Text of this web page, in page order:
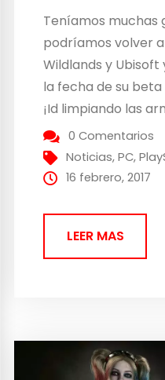
Teníamos muchas
podríamos volver
Wildlands y
la fecha de su
¡Id limpiando las
poco! Ghost Recon
próximo 3 de
los juegos...
0 Comentarios
Noticias,PC,
16 febrero, 2017
LEER MAS